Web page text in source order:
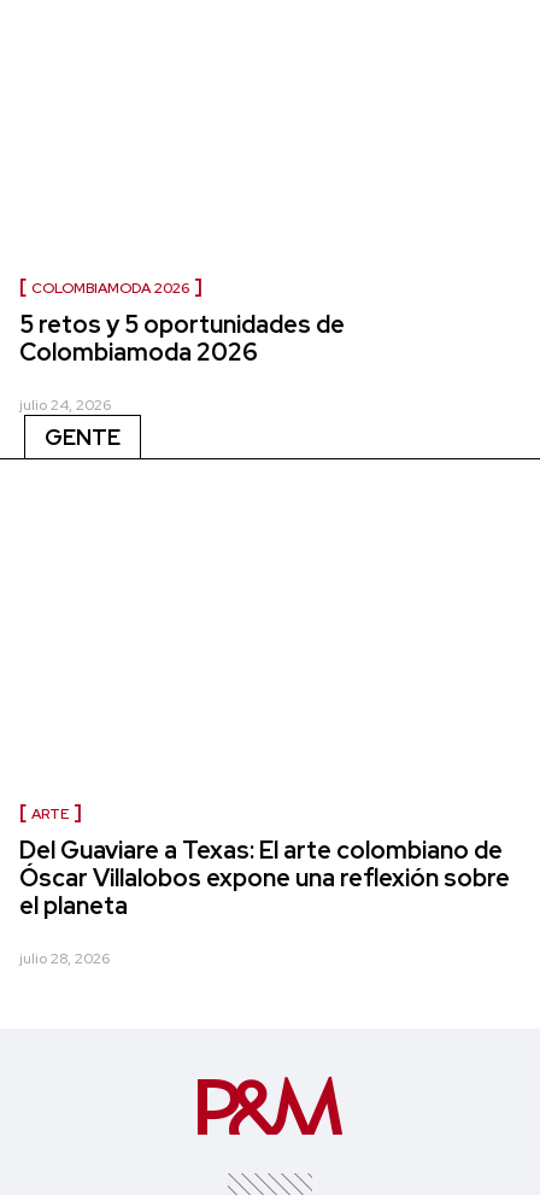
COLOMBIAMODA 2026
5 retos y 5 oportunidades de
Colombiamoda 2026
julio 24, 2026
GENTE
ARTE
Del Guaviare a Texas: El arte colombiano de
Óscar Villalobos expone una reflexión sobre
el planeta
julio 28, 2026